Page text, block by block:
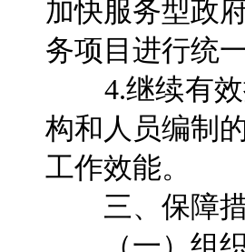
加快服务型政
务项目进行统
4.继续有效
构和人员编制
工作效能。
三、保障